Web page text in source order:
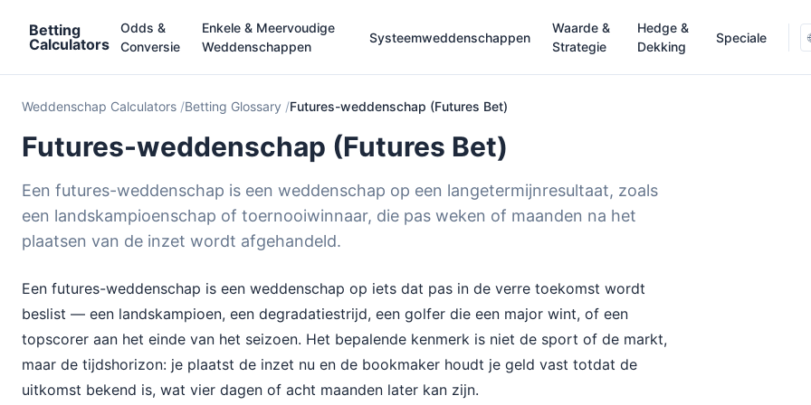
Betting
Calculators
Odds &
Conversie
Enkele & Meervoudige
Weddenschappen
Systeemweddenschappen
Waarde &
Strategie
Hedge &
Dekking
Speciale
Weddenschap Calculators Betting Glossary Futures-weddenschap (Futures Bet)
Futures-weddenschap (Futures Bet)
Een futures-weddenschap is een weddenschap op een langetermijnresultaat, zoals
een landskampioenschap of toernooiwinnaar, die pas weken of maanden na het
plaatsen van de inzet wordt afgehandeld.
Een futures-weddenschap is een weddenschap op iets dat pas in de verre toekomst wordt
beslist — een landskampioen, een degradatiestrijd, een golfer die een major wint, of een
topscorer aan het einde van het seizoen. Het bepalende kenmerk is niet de sport of de markt,
maar de tijdshorizon: je plaatst de inzet nu en de bookmaker houdt je geld vast totdat de
uitkomst bekend is, wat vier dagen of acht maanden later kan zijn.